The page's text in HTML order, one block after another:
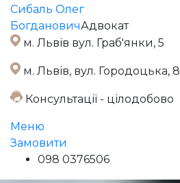
Сибаль Олег
БогдановичАдвокат
м. Львів вул. Граб'янки, 5
м. Львів, вул. Городоцька, 8
Консультації - цілодобово
Меню
Замовити
098 0376506